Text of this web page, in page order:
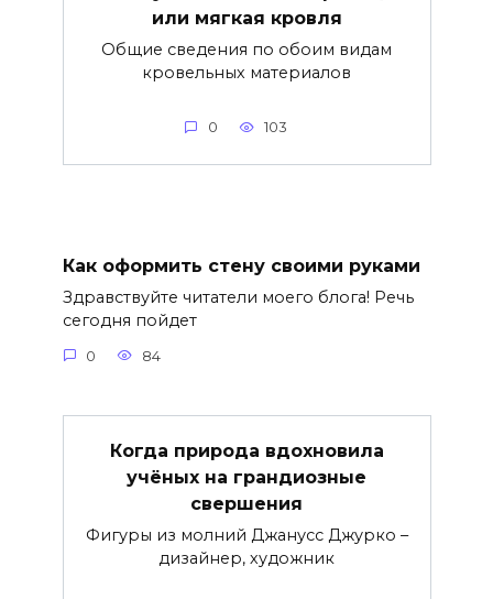
или мягкая кровля
Общие сведения по обоим видам
кровельных материалов
0 103
Как оформить стену своими руками
Здравствуйте читатели моего блога! Речь
сегодня пойдет
0 84
Когда природа вдохновила
учёных на грандиозные
свершения
Фигуры из молний Джанусс Джурко –
дизайнер, художник